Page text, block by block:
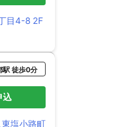
目4-8 2F
駅 徒歩0分
込
塩小路町